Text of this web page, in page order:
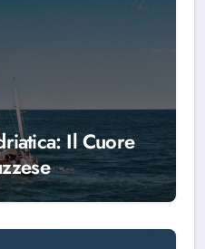
Il Cuore